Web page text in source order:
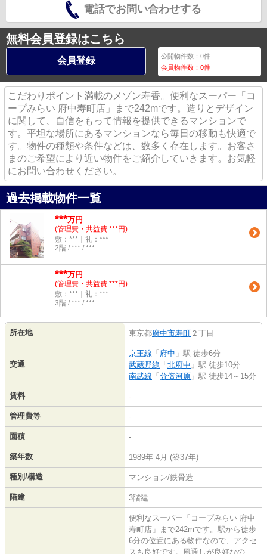
電話でお問い合わせする
無料会員登録はこちら
会員登録 公開物件数：0件
会員物件数：0件
こだわりポイント満載のメゾン寿香。便利なスーパー「コ
ープみらい 府中寿町店」まで242mです。造りとデザイン
に関して、自信をもって情報を提供できるマンションで
す。平坦な場所にあるマンションなら毎日の移動も快適で
す。物件の種類や条件などは、数多く存在します。お客さ
まのご希望により近い物件をご紹介していきます。お気軽
にお問い合わせください。
過去掲載物件一覧
***万円
(管理費・共益費 ***円)
敷：***｜礼：***
2階 / *** / ***
***万円
(管理費・共益費 ***円)
敷：***｜礼：***
3階 / *** / ***
所在地 東京都府中市寿町 ２丁目
交通
京王線 「 府中 」駅 徒歩6分
武蔵野線 「 北府中 」駅 徒歩10分
南武線 「 分倍河原 」駅 徒歩14～15分
賃料 -
管理費等 -
面積 -
築年数 1989年 4月 (築37年)
種別/構造 マンション/鉄骨造
階建 3階建
便利なスーパー「コープみらい 府中
寿町店」まで242mです。駅から徒歩
6分の位置にある物件なので、アクセ
スも良好です。風通しが良好なの